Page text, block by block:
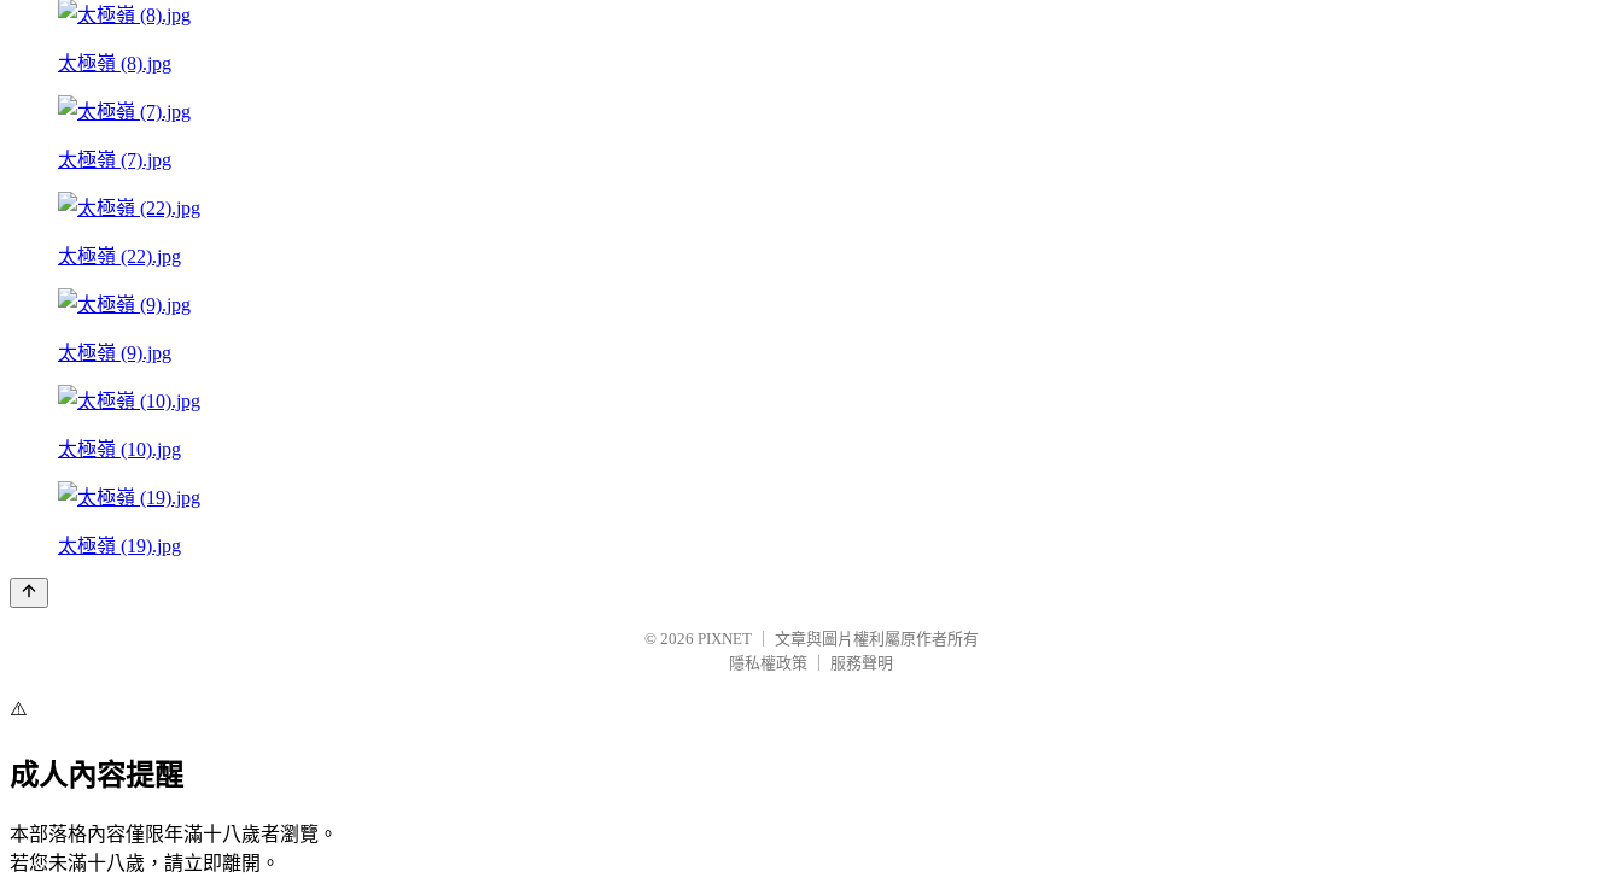
太極嶺 (8).jpg
太極嶺 (7).jpg
太極嶺 (22).jpg
太極嶺 (9).jpg
太極嶺 (10).jpg
太極嶺 (19).jpg
© 2026 PIXNET
文章與圖片權利屬原作者所有
隱私權政策
服務聲明
⚠️
成人內容提醒
本部落格內容僅限年滿十八歲者瀏覽。
若您未滿十八歲，請立即離開。